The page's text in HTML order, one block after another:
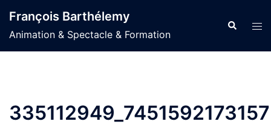
au
contenu
François Barthélemy
Animation & Spectacle & Formation